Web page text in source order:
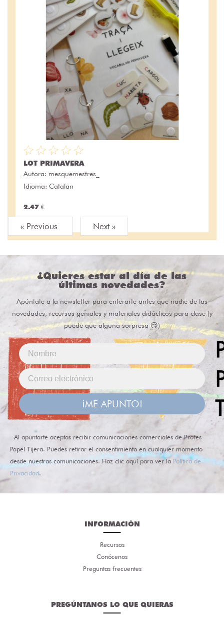
LOT PRIMAVERA
Autora: mesquemestres_
Idioma: Catalan
2.47 €
« Previous Next »
¿Quieres estar al día de las
últimas novedades?
Apúntate a la newsletter para enterarte antes que nadie de las
novedades, recursos geniales y materiales didácticos para clase (y
puede que alguna sorpresa 😏)
¡ME APUNTO!
Al apuntarte aceptas recibir comunicaciones comerciales de Profes
Papel Tijera. Puedes retirar el consentimiento en cualquier momento
desde nuestras comunicaciones. Haz clic aquí para ver la Política de
Privacidad.
INFORMACIÓN
Recursos
Conócenos
Preguntas frecuentes
PREGÚNTANOS LO QUE QUIERAS